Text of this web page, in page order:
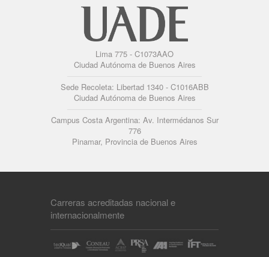
Lima 775 - C1073AAO
Ciudad Autónoma de Buenos Aires
Sede Recoleta: Libertad 1340 - C1016ABB
Ciudad Autónoma de Buenos Aires
Campus Costa Argentina: Av. Intermédanos Sur
776
Pinamar, Provincia de Buenos Aires
Carreras acreditadas nacional e
internacionalmente